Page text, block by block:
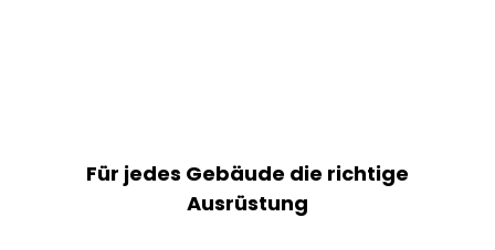
Für jedes Gebäude die richtige
Ausrüstung